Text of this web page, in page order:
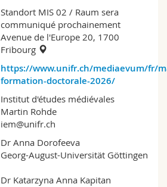
Standort MIS 02 / Raum sera
communiqué prochainement
Avenue de l'Europe 20, 1700
Fribourg
https://www.unifr.ch/mediaevum/fr/
formation-doctorale-2026/
Institut d'études médiévales
Martin Rohde
iem@unifr.ch
Dr Anna Dorofeeva
Georg-August-Universität Göttingen
Dr Katarzyna Anna Kapitan